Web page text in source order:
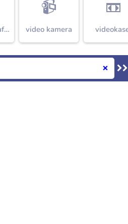
flaşlı fotoğraf makinesi
📹
video kamera
📼
❌